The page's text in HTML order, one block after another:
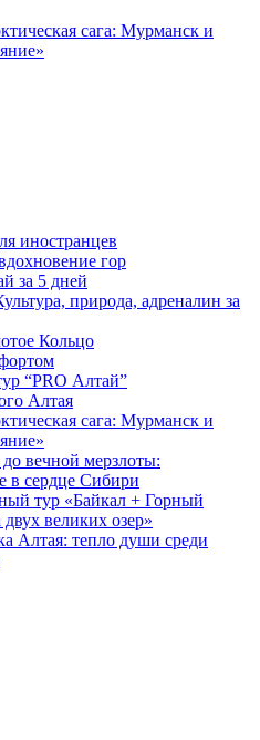
сага: Мурманск и
иностранцев
гор
за 5 дней
природа, адреналин за
Кольцо
“PRO Алтай”
Алтая
сага: Мурманск и
вечной мерзлоты:
в сердце Сибири
тур «Байкал + Горный
великих озер»
Алтая: тепло души среди